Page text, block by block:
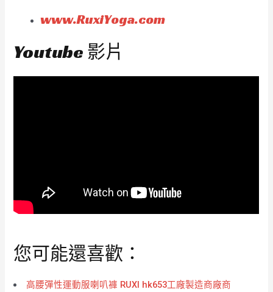
www.RuxiYoga.com
Youtube 影片
您可能還喜歡：
高腰彈性運動服喇叭褲 RUXI hk653工廠製造商廠商